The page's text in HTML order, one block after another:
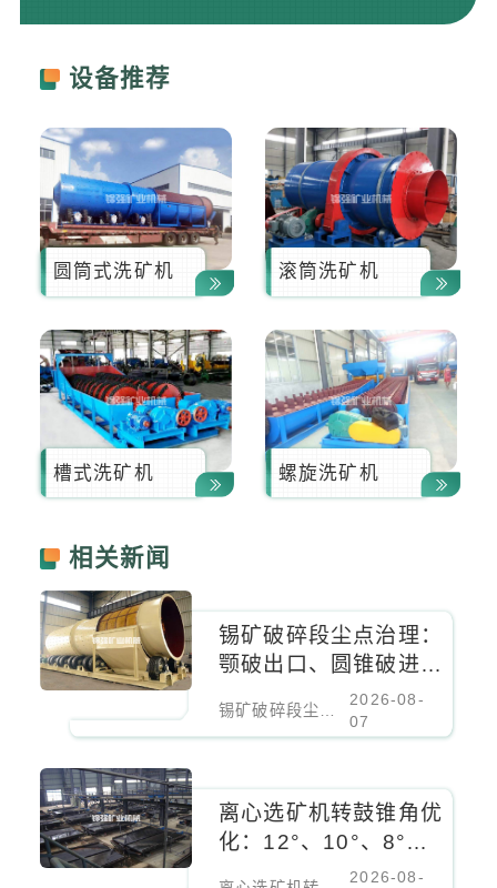
设备推荐
圆筒式洗矿机 滚筒洗矿机
槽式洗矿机 螺旋洗矿机
相关新闻
锡矿破碎段尘点治理：
颚破出口、圆锥破进料
口、振动筛密闭负压除
尘
2026-08-
07
离心选矿机转鼓锥角优
化：12°、10°、8°对
细粒锡石回收率的影响
2026-08-